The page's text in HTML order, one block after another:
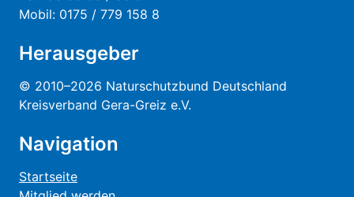
Mobil: 0175 / 779 158 8
Herausgeber
© 2010–2026 Naturschutzbund Deutschland
Kreisverband Gera-Greiz e.V.
Navigation
Startseite